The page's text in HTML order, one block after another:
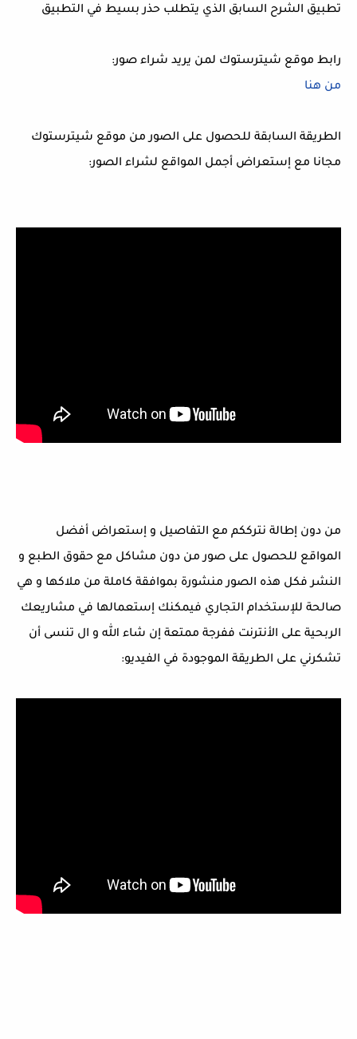
تطبيق الشرح السابق الذي يتطلب حذر بسيط في التطبيق
رابط موقع شيترستوك لمن يريد شراء صور:
من هنا
الطريقة السابقة للحصول على الصور من موقع شيترستوك
مجانا مع إستعراض أجمل المواقع لشراء الصور:
من دون إطالة نترككم مع التفاصيل و إستعراض أفضل
المواقع للحصول على صور من دون مشاكل مع حقوق الطبع و
النشر فكل هذه الصور منشورة بموافقة كاملة من ملاكها و هي
صالحة للإستخدام التجاري فيمكنك إستعمالها في مشاريعك
الربحية على الأنترنت ففرجة ممتعة إن شاء الله و ال تنسى أن
تشكرني على الطريقة الموجودة في الفيديو: